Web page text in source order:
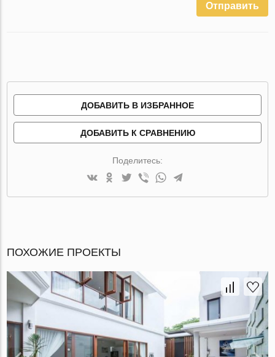
Отправить
ДОБАВИТЬ В ИЗБРАННОЕ
ДОБАВИТЬ К СРАВНЕНИЮ
Поделитесь:
ПОХОЖИЕ ПРОЕКТЫ